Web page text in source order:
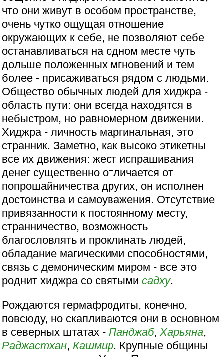
что они живут в особом пространстве,
очень чутко ощущая отношение
окружающих к себе, не позволяют себе
останавливаться на одном месте чуть
дольше положенных мгновений и тем
более - присаживаться рядом с людьми.
Общество обычных людей для хиджра -
область пути: они всегда находятся в
небыстром, но равномерном движении.
Хиджра - личность маргинальная, это
странник. Заметно, как высоко этикетны
все их движения: жест испрашивания
денег существенно отличается от
попрошайничества других, он исполнен
достоинства и самоуважения. Отсутствие
привязанности к постоянному месту,
странничество, возможность
благословлять и проклинать людей,
обладание магическими способностями,
связь с демоническим миром - все это
роднит хиджра со святымисадху.
Рождаются гермафродиты, конечно,
повсюду, но скапливаются они в основном
в северных штатах - Панджаб,Харьяна,
Раджастхан, Кашмир. Крупные общины